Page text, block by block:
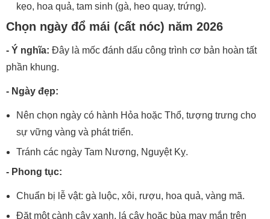
kẹo, hoa quả, tam sinh (gà, heo quay, trứng).
Chọn ngày đổ mái (cất nóc) năm 2026
- Ý nghĩa: Đây là mốc đánh dấu công trình cơ bản hoàn tất
phần khung.
- Ngày đẹp:
Nên chọn ngày có hành Hỏa hoặc Thổ, tượng trưng cho
sự vững vàng và phát triển.
Tránh các ngày Tam Nương, Nguyệt Kỵ.
- Phong tục:
Chuẩn bị lễ vật: gà luộc, xôi, rượu, hoa quả, vàng mã.
Đặt một cành cây xanh, lá cây hoặc bùa may mắn trên